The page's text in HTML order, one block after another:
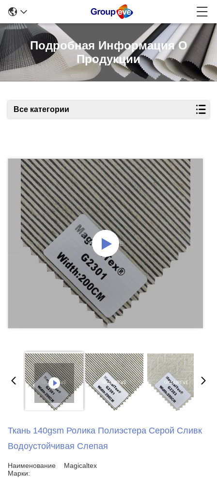
Подробная Информация О
Продукции
Все категории
Ткань 140gsm Ролика Полиэстера Серой Сливк
Водоустойчивая Слепая
Наименование
Марки:
Magicaltex